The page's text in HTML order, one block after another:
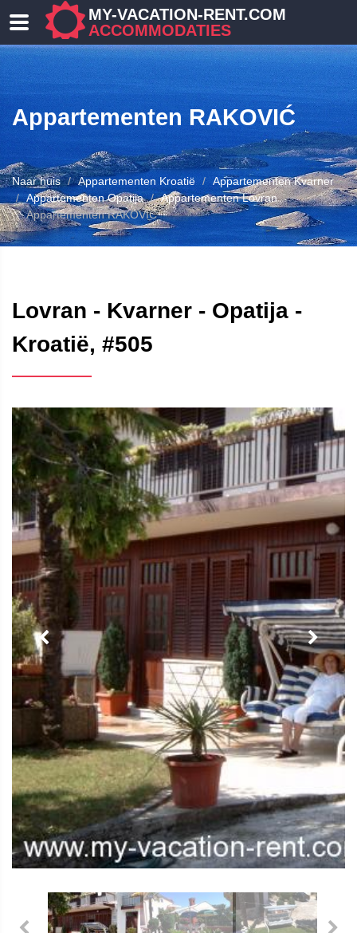
MY-VACATION-RENT.COM
ACCOMMODATIES
Appartementen RAKOVIĆ
Naar huis Appartementen Kroatië
Appartementen Kvarner
Appartementen Opatija
Appartementen Lovran
Appartementen RAKOVIĆ
Lovran - Kvarner - Opatija -
Kroatië, #505